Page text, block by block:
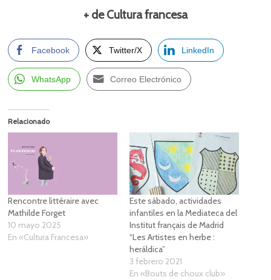
+ de Cultura francesa
Facebook Twitter/X LinkedIn
WhatsApp Correo Electrónico
Relacionado
Rencontre littéraire avec
Mathilde Forget
10 mayo 2025
En «Cultura Francesa»
Este sábado, actividades
infantiles en la Mediateca del
Institut français de Madrid
“Les Artistes en herbe :
heráldica”
3 febrero 2021
En «Bouts de choux club»